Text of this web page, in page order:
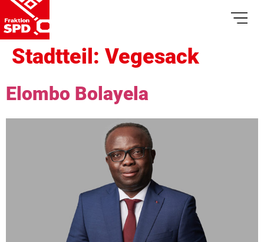
Stadtteil: Vegesack
Elombo Bolayela